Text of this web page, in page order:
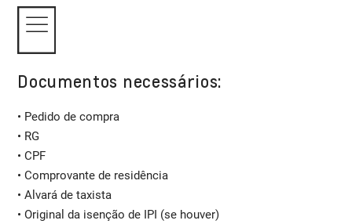
Documentos necessários:
• Pedido de compra
• RG
• CPF
• Comprovante de residência
• Alvará de taxista
• Original da isenção de IPI (se houver)